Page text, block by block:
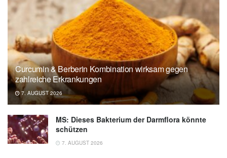
22.09.2022),International Journal of
Circumpolar Health
Taylor & Francis Group: An icy swim may cut
‘bad’ body fat, but further health benefits
unclear – review of current science suggests
(veröffentlicht 22.09.2022),Taylor & Francis
Group
Curcumin & Berberin Kombination wirksam gegen
zahlreiche Erkrankungen
7. AUGUST 2026
MS: Dieses Bakterium der Darmflora könnte
schützen
7. AUGUST 2026